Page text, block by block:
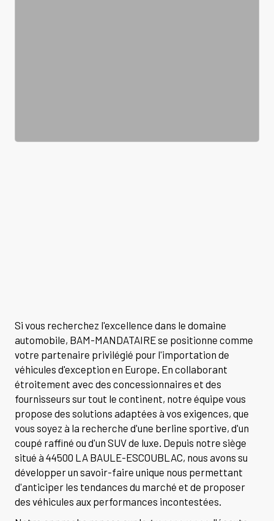
Si vous recherchez l'excellence dans le domaine
automobile, BAM-MANDATAIRE se positionne comme
votre partenaire privilégié pour l'importation de
véhicules d'exception en Europe. En collaborant
étroitement avec des concessionnaires et des
fournisseurs sur tout le continent, notre équipe vous
propose des solutions adaptées à vos exigences, que
vous soyez à la recherche d'une berline sportive, d'un
coupé raffiné ou d'un SUV de luxe. Depuis notre siège
situé à 44500 LA BAULE-ESCOUBLAC, nous avons su
développer un savoir-faire unique nous permettant
d'anticiper les tendances du marché et de proposer
des véhicules aux performances incontestées.